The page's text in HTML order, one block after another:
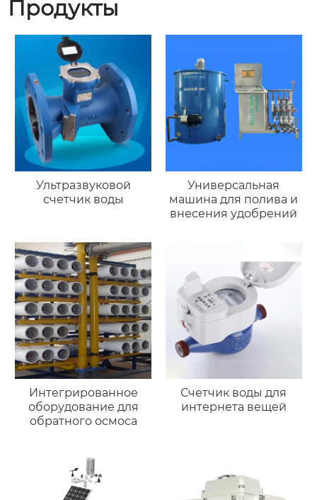
Продукты
Ультразвуковой
счетчик воды
Универсальная
машина для полива и
внесения удобрений
Интегрированное
оборудование для
обратного осмоса
Счетчик воды для
интернета вещей